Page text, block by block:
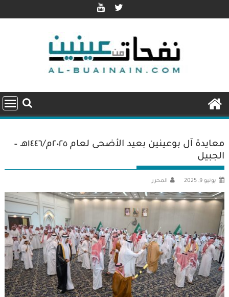
to
معايدة آل بوعينين بعيد الأضحى لعام ٢٠٢٥م/١٤٤٦هـ –
الجبيل
يونيو 9, 2025 المحرر